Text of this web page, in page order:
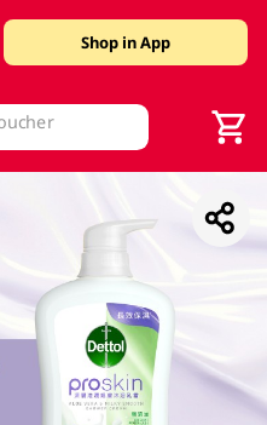
Shop in App